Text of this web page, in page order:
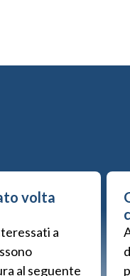
volta
a
al seguente